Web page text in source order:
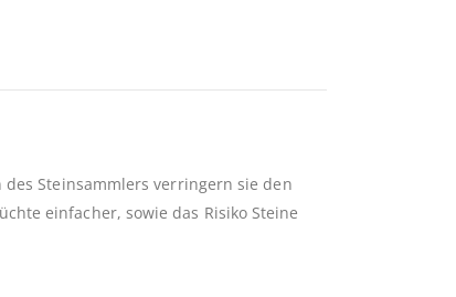
Steinsammlers verringern sie den
einfacher, sowie das Risiko Steine